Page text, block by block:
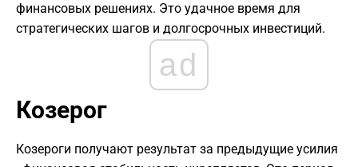
финансовых решениях. Это удачное время для
стратегических шагов и долгосрочных инвестиций.
ad
Козерог
Козероги получают результат за предыдущие усилия